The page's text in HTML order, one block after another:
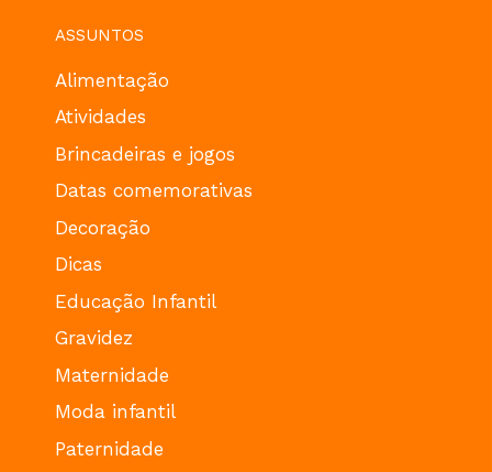
ASSUNTOS
Alimentação
Atividades
Brincadeiras e jogos
Datas comemorativas
Decoração
Dicas
Educação Infantil
Gravidez
Maternidade
Moda infantil
Paternidade